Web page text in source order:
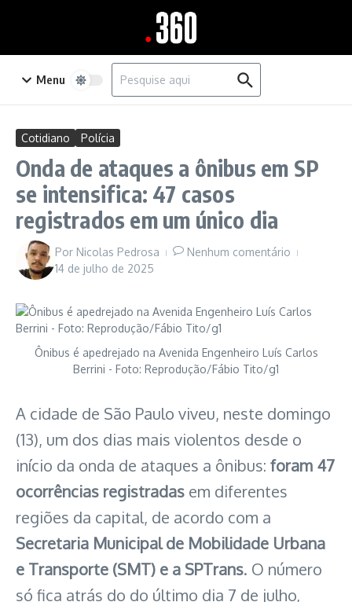
Menu
Procurar por:
Cotidiano Polícia
Onda de ataques a ônibus em SP
se intensifica: 47 casos
registrados em um único dia
Por Nicolas Pedrosa
Nenhum comentário
14 de julho de 2025
Ônibus é apedrejado na Avenida Engenheiro Luís Carlos
Berrini - Foto: Reprodução/Fábio Tito/g1
A cidade de São Paulo viveu, neste domingo
(13), um dos dias mais violentos desde o
início da onda de ataques a ônibus: foram 47
ocorrências registradas em diferentes
regiões da capital, de acordo com a
Secretaria Municipal de Mobilidade Urbana
e Transporte (SMT) e a SPTrans. O número
só fica atrás do do último dia 7 de julho,